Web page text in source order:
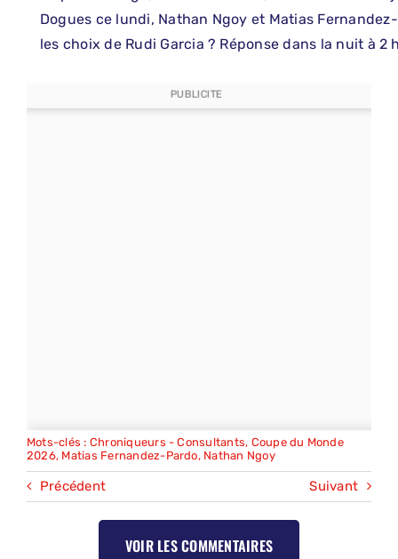
Dogues ce lundi, Nathan Ngoy et Matias
les choix de Rudi Garcia ? Réponse dans la nuit à 2
PUBLICITE
Mots-clés : Chroniqueurs - Consultants, Coupe du Monde
2026, Matias Fernandez-Pardo, Nathan Ngoy
Précédent Suivant
VOIR LES COMMENTAIRES